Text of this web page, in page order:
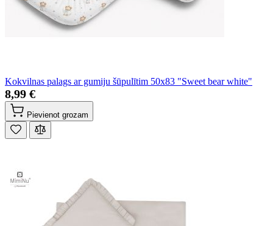
Kokvilnas palags ar gumiju šūpulītim 50x83 "Sweet bear white"
8,99 €
Pievienot grozam